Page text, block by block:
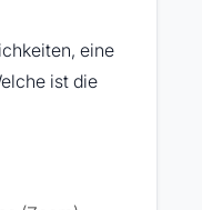
eine
ist die